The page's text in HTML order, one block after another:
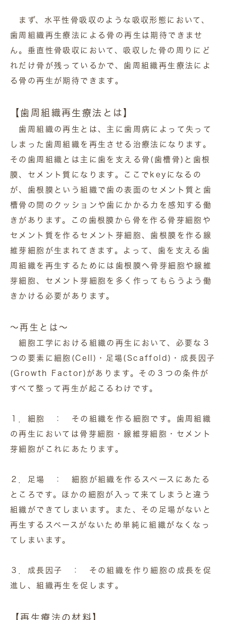
まず、水平性骨吸収のような吸収形態において、
歯周組織再生療法による骨の再生は期待できませ
ん。垂直性骨吸収において、吸収した骨の周りにど
れだけ骨が残っているかで、歯周組織再生療法によ
る骨の再生が期待できます。
【歯周組織再生療法とは】
歯周組織の再生とは、主に歯周病によって失って
しまった歯周組織を再生させる治療法になります。
その歯周組織とは主に歯を支える骨(歯槽骨)と歯根
膜、セメント質になります。ここでkeyになるの
が、歯根膜という組織で歯の表面のセメント質と歯
槽骨の間のクッションや歯にかかる力を感知する働
きがあります。この歯根膜から骨を作る骨芽細胞や
セメント質を作るセメント芽細胞、歯根膜を作る線
維芽細胞が生まれてきます。よって、歯を支える歯
周組織を再生するためには歯根膜へ骨芽細胞や線維
芽細胞、セメント芽細胞を多く作ってもらうよう働
きかける必要があります。
～再生とは～
細胞工学における組織の再生において、必要な３
つの要素に細胞(Cell)・足場(Scaffold)・成長因子
(Growth Factor)があります。その３つの条件が
すべて整って再生が起こるわけです。
１．細胞 ： その組織を作る細胞です。歯周組織
の再生においては骨芽細胞・線維芽細胞・セメント
芽細胞がこれにあたります。
２．足場 ： 細胞が組織を作るスペースにあたる
ところです。ほかの細胞が入って来てしまうと違う
組織ができてしまいます。また、その足場がないと
再生するスペースがないため単純に組織がなくなっ
てしまいます。
３．成長因子 ： その組織を作り細胞の成長を促
進し、組織再生を促します。
【再生療法の材料】